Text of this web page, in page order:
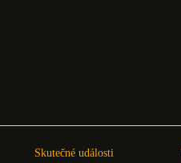
Skutečné události